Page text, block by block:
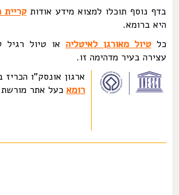
בדף נוסף תוכלו למצוא מידע אודותקריית
היא ברומא.
כלטיול מאורגן לאיטליה או טיול רגיל
עצירה בעיר מדהימה זו.
ארגון אונסק"ו הכריז בשנת
רומא כעל אתר מורשת